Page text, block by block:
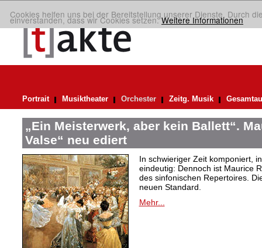
Cookies helfen uns bei der Bereitstellung unserer Dienste. Durch
einverstanden, dass wir Cookies setzen.Weitere Informationen
Portrait Musiktheater Orchester Zeitg. Musik
„Ein Meisterwerk, aber kein Ballett“.
Valse“ neu ediert
In schwieriger Zeit komponiert,
eindeutig: Dennoch ist Maurice
des sinfonischen Repertoires.
neuen Standard.
Mehr...